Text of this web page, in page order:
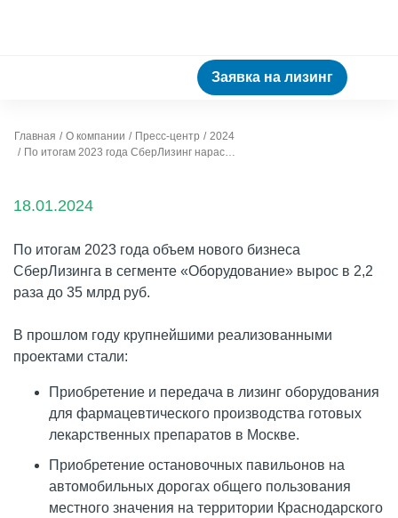
Заявка на лизинг
Главная О компании Пресс-центр
2024
По итогам 2023 года СберЛизинг нарастил новый бизнес в сегменте «Оборудование» в 2,2 раза
18.01.2024
По итогам 2023 года объем нового бизнеса
СберЛизинга в сегменте «Оборудование» вырос в 2,2
раза до 35 млрд руб.
В прошлом году крупнейшими реализованными
проектами стали:
Приобретение и передача в лизинг оборудования
для фармацевтического производства готовых
лекарственных препаратов в Москве.
Приобретение остановочных павильонов на
автомобильных дорогах общего пользования
местного значения на территории Краснодарского